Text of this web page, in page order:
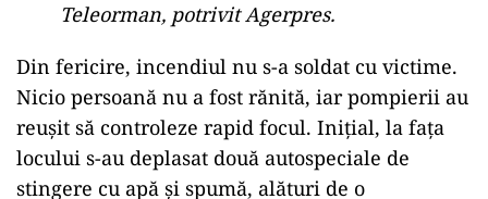
Teleorman, potrivit Agerpres.
Din fericire, incendiul nu s-a soldat cu victime.
Nicio persoană nu a fost rănită, iar pompierii au
reușit să controleze rapid focul. Inițial, la fața
locului s-au deplasat două autospeciale de
stingere cu apă și spumă, alături de o